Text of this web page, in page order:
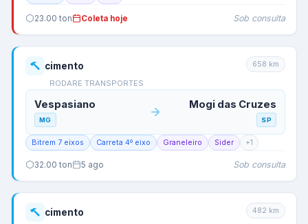
23.00 ton Coleta hoje Sob consulta
cimento
RODARE TRANSPORTES
658 km
Vespasiano
MG
Mogi das Cruzes
SP
Bitrem 7 eixos Carreta 4º eixo Graneleiro Sider +1
32.00 ton 5 ago Sob consulta
cimento 482 km